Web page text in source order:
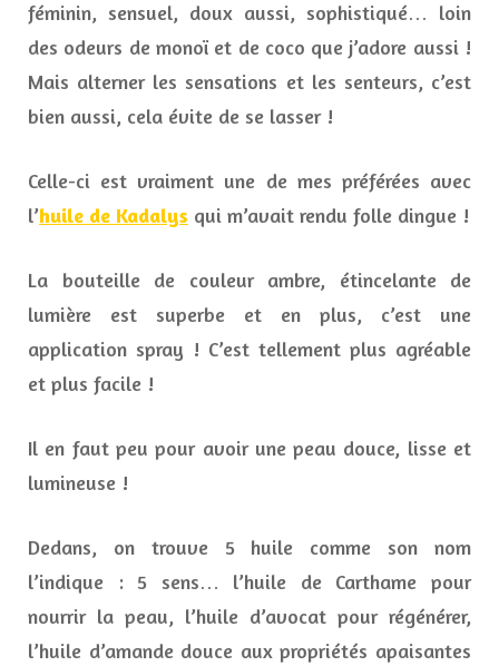
féminin, sensuel, doux aussi, sophistiqué… loin
des odeurs de monoï et de coco que j’adore aussi !
Mais alterner les sensations et les senteurs, c’est
bien aussi, cela évite de se lasser !
Celle-ci est vraiment une de mes préférées avec
l’huile de Kadalys qui m’avait rendu folle dingue !
La bouteille de couleur ambre, étincelante de
lumière est superbe et en plus, c’est une
application spray ! C’est tellement plus agréable
et plus facile !
Il en faut peu pour avoir une peau douce, lisse et
lumineuse !
Dedans, on trouve 5 huile comme son nom
l’indique : 5 sens… l’huile de Carthame pour
nourrir la peau, l’huile d’avocat pour régénérer,
l’huile d’amande douce aux propriétés apaisantes